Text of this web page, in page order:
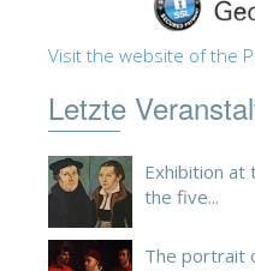
Visit the website of the
Letzte
Exhibition at
the five...
The portrait